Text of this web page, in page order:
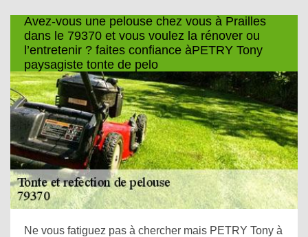
Avez-vous une pelouse chez vous à Prailles
dans le 79370 et vous voulez la rénover ou
l’entretenir ? faites confiance àPETRY Tony
paysagiste tonte de pelo
Ne vous fatiguez pas à chercher mais PETRY Tony à